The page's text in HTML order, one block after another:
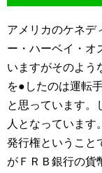
アメリカのケネデ
ー・ハーベイ・オ
いますがそのよう
を●したのは運転
と思っています。
人となっています
発行権ということ
がＦＲＢ銀行の貨